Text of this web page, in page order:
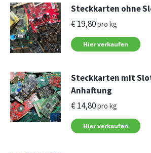
Steckkarten ohne
€19,80pro kg
Hier verkaufen
Steckkarten mit
Anhaftung
€14,80pro kg
Hier verkaufen